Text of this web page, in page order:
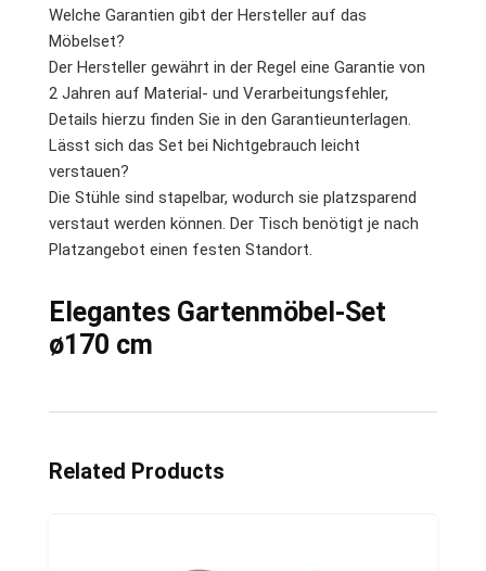
Welche Garantien gibt der Hersteller auf das
Möbelset?
Der Hersteller gewährt in der Regel eine Garantie von
2 Jahren auf Material- und Verarbeitungsfehler,
Details hierzu finden Sie in den Garantieunterlagen.
Lässt sich das Set bei Nichtgebrauch leicht
verstauen?
Die Stühle sind stapelbar, wodurch sie platzsparend
verstaut werden können. Der Tisch benötigt je nach
Platzangebot einen festen Standort.
Elegantes Gartenmöbel-Set
ø170 cm
Related Products